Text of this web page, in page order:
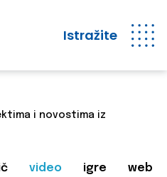
Istražite
i novostima iz
video igre web